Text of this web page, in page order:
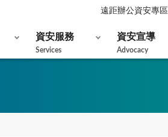
遠距辦公資安專區
資安服務
Services
資安宣導
Advocacy